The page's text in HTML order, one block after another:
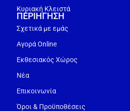
Κυριακή Κλειστά
ΠΕΡΙΗΓΗΣΗ
Σχετικά με εμάς
Αγορά Online
Εκθεσιακός Χώρος
Νέα
Επικοινωνία
Όροι & Προϋποθέσεις